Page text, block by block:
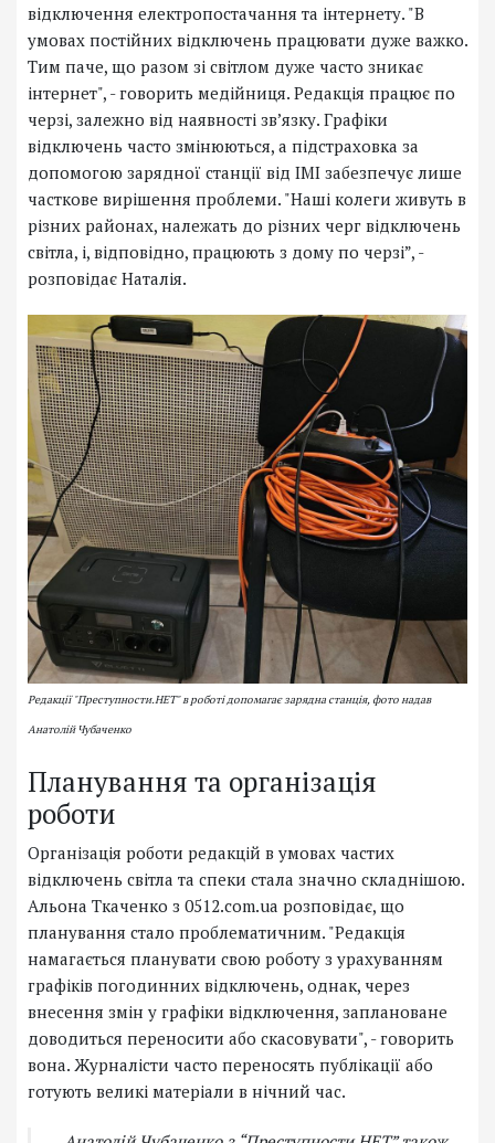
відключення електропостачання та інтернету. "В
умовах постійних відключень працювати дуже важко.
Тим паче, що разом зі світлом дуже часто зникає
інтернет", - говорить медійниця. Редакція працює по
черзі, залежно від наявності зв’язку. Графіки
відключень часто змінюються, а підстраховка за
допомогою зарядної станції від ІМІ забезпечує лише
часткове вирішення проблеми. "Наші колеги живуть в
різних районах, належать до різних черг відключень
світла, і, відповідно, працюють з дому по черзі”, -
розповідає Наталія.
Редакції "Преступности.НЕТ" в роботі допомагає зарядна станція, фото надав
Анатолій Чубаченко
Планування та організація
роботи
Організація роботи редакцій в умовах частих
відключень світла та спеки стала значно складнішою.
Альона Ткаченко з 0512.com.ua розповідає, що
планування стало проблематичним. "Редакція
намагається планувати свою роботу з урахуванням
графіків погодинних відключень, однак, через
внесення змін у графіки відключення, заплановане
доводиться переносити або скасовувати", - говорить
вона. Журналісти часто переносять публікації або
готують великі матеріали в нічний час.